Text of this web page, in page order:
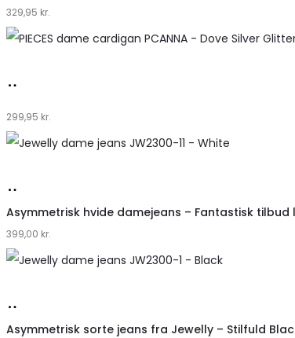
329,95 kr.
299,95 kr.
hos
Klædeskabet.dk
Asymmetrisk hvide damejeans – Fantastisk tilbud
399,00 kr.
hos
Asymmetrisk sorte jeans fra Jewelly – Stilfuld